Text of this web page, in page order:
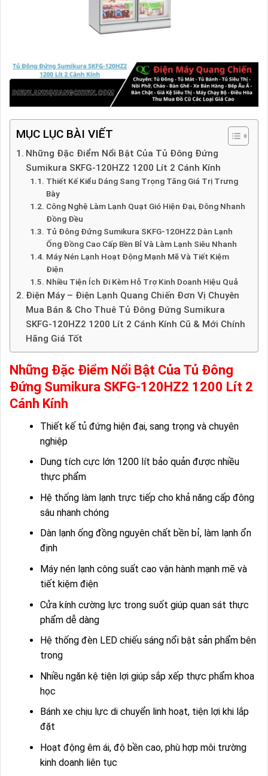
MỤC LỤC BÀI VIẾT
Những Đặc Điểm Nổi Bật Của Tủ Đông Đứng
Sumikura SKFG-120HZ2 1200 Lít 2 Cánh Kính
Thiết Kế Kiểu Dáng Sang Trọng Tăng Giá Trị Trưng
Bày
Công Nghệ Làm Lạnh Quạt Gió Hiện Đại, Đông Nhanh
Đồng Đều
Tủ Đông Đứng Sumikura SKFG-120HZ2 Dàn Lạnh
Ống Đồng Cao Cấp Bền Bỉ Và Làm Lạnh Siêu Nhanh
Máy Nén Lạnh Hoạt Động Mạnh Mẽ Và Tiết Kiệm
Điện
Nhiều Tiện Ích Đi Kèm Hỗ Trợ Kinh Doanh Hiệu Quả
Điện Máy – Điện Lạnh Quang Chiến Đơn Vị Chuyên
Mua Bán & Cho Thuê Tủ Đông Đứng Sumikura
SKFG-120HZ2 1200 Lít 2 Cánh Kính Cũ & Mới Chính
Hãng Giá Tốt
Những Đặc Điểm Nổi Bật Của Tủ Đông
Đứng Sumikura SKFG-120HZ2 1200 Lít 2
Cánh Kính
Thiết kế tủ đứng hiện đại, sang trọng và chuyên
nghiệp
Dung tích cực lớn 1200 lít bảo quản được nhiều
thực phẩm
Hệ thống làm lạnh trực tiếp cho khả năng cấp đông
sâu nhanh chóng
Dàn lạnh ống đồng nguyên chất bền bỉ, làm lạnh ổn
định
Máy nén lạnh công suất cao vận hành mạnh mẽ và
tiết kiệm điện
Cửa kính cường lực trong suốt giúp quan sát thực
phẩm dễ dàng
Hệ thống đèn LED chiếu sáng nổi bật sản phẩm bên
trong
Nhiều ngăn kệ tiện lợi giúp sắp xếp thực phẩm khoa
học
Bánh xe chịu lực di chuyển linh hoạt, tiện lợi khi lắp
đặt
Hoạt động êm ái, độ bền cao, phù hợp môi trường
kinh doanh liên tục